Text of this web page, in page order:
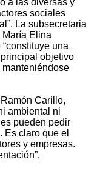
a las diversas y
sociales
La subsecretaria
Elina
una
objetivo
Carillo,
ambiental ni
pueden pedir
Es claro que el
y empresas.